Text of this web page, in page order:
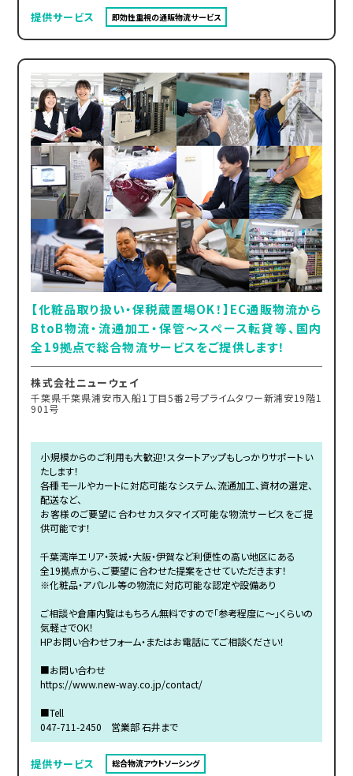
提供サービス 即効性重視の通販物流サービス
【化粧品取り扱い・保税蔵置場OK！】EC通販物流から
BtoB物流・流通加工・保管～スペース転貸等、国内
全19拠点で総合物流サービスをご提供します！
株式会社ニューウェイ
千葉県千葉県浦安市入船1丁目5番2号プライムタワー新浦安19階1
901号
小規模からのご利用も大歓迎！スタートアップもしっかりサポートい
たします！
各種モールやカートに対応可能なシステム、流通加工、資材の選定、
配送など、
お客様のご要望に合わせカスタマイズ可能な物流サービスをご提
供可能です！
千葉湾岸エリア・茨城・大阪・伊賀など利便性の高い地区にある
全19拠点から、ご要望に合わせた提案をさせていただきます！
※化粧品・アパレル等の物流に対応可能な認定や設備あり
ご相談や倉庫内覧はもちろん無料ですので「参考程度に～」くらいの
気軽さでOK！
HPお問い合わせフォーム・またはお電話にてご相談ください！
■お問い合わせ
https://www.new-way.co.jp/contact/
■Tell
047-711-2450 営業部 石井まで
提供サービス 総合物流アウトソーシング